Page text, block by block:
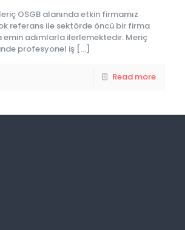
OSGB alanında etkin firmamız
referans ile sektörde öncü bir firma
adımlarla ilerlemektedir. Meriç
profesyonel iş […]
Read more